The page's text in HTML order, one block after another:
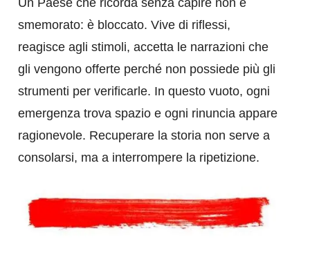
Un Paese che ricorda senza capire non è
smemorato: è bloccato. Vive di riflessi,
reagisce agli stimoli, accetta le narrazioni che
gli vengono offerte perché non possiede più gli
strumenti per verificarle. In questo vuoto, ogni
emergenza trova spazio e ogni rinuncia appare
ragionevole. Recuperare la storia non serve a
consolarsi, ma a interrompere la ripetizione.